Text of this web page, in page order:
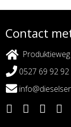
Contact
0527 69 92 92